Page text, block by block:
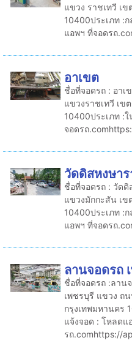
แขวง ราชเทวี เ
10400ประเภท :
แอพฯ ที่จอดรถ
อาเขต
ชื่อที่จอดรถ : อา
แขวงราชเทวี เข
10400ประเภท :
จอดรถ
วัดดิสหงษาร
ชื่อที่จอดรถ : วัด
แขวงมักกะสัน เข
10400ประเภท :
แอพฯ ที่จอดรถ
ลานจอดรถ
ชื่อที่จอดรถ :ลาน
เพชรบุรี แขวง ถ
กรุงเทพมหานคร
แจ้งจอด : โหลดแ
รถ.comhttps://